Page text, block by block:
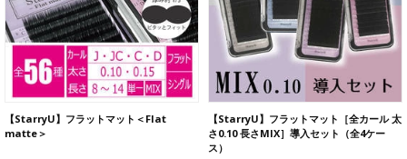
【StarryU】フラットマット＜Flat
matte＞
【StarryU】フラットマット［全カール 太
さ0.10 長さMIX］導入セット（全4ケー
ス）